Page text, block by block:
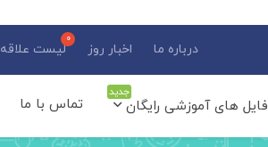
درباره ما اخبار روز لیست
فایل های آموزشی رایگان
جدید
تماس با ما